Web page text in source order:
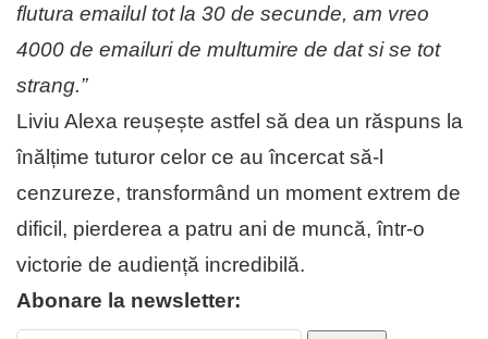
flutura emailul tot la 30 de secunde, am vreo
4000 de emailuri de multumire de dat si se tot
strang.”
Liviu Alexa reușește astfel să dea un răspuns la
înălțime tuturor celor ce au încercat să-l
cenzureze, transformând un moment extrem de
dificil, pierderea a patru ani de muncă, într-o
victorie de audiență incredibilă.
Abonare la newsletter: